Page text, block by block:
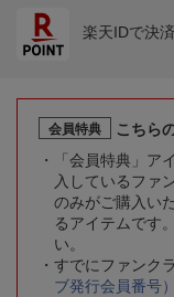
楽天IDで決
会員特典
こちら
「会員特典」ア
入しているファ
のみがご購入い
るアイテムです
い。
すでにファンク
ブ発行会員番号